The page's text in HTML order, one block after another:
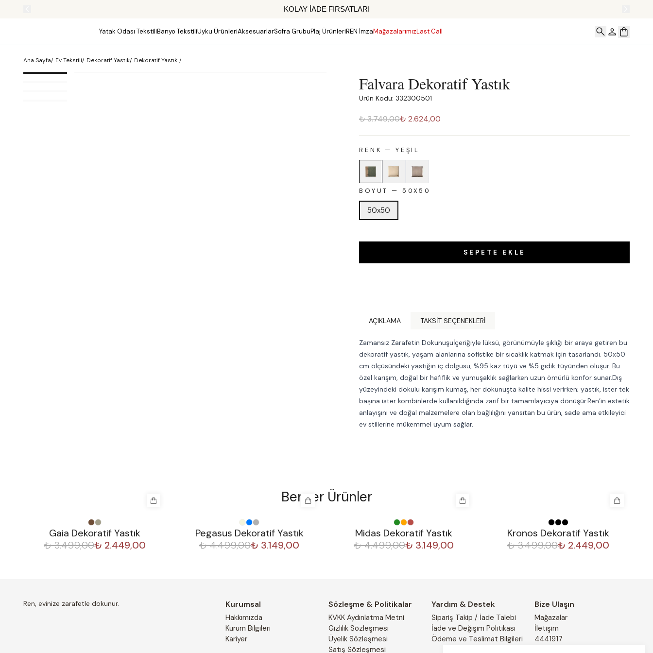
KOLAY İADE FIRSATLARI
Yatak Odası TekstiliBanyo TekstiliUyku ÜrünleriAksesuarlarSofra GrubuPlaj ÜrünleriREN İmzaMağazalarımızLast Call
Ana Sayfa/ Ev Tekstili/ Dekoratif Yastık/ Dekoratif Yastık /
Falvara Dekoratif Yastık
Ürün Kodu: 332300501
₺ 3.749,00₺ 2.624,00
RENK — YEŞIL
BOYUT — 50X50
50x50
SEPETE EKLE
AÇIKLAMA TAKSIT SEÇENEKLERI
Zamansız Zarafetin Dokunuşuİçeriğiyle lüksü, görünümüyle şıklığı bir araya getiren bu
dekoratif yastık, yaşam alanlarına sofistike bir sıcaklık katmak için tasarlandı. 50x50
cm ölçüsündeki yastığın iç dolgusu, %95 kaz tüyü ve %5 gıdık tüyünden oluşur. Bu
özel karışım, doğal bir hafiflik ve yumuşaklık sağlarken uzun ömürlü konfor sunar.Dış
yüzeyindeki dokulu karışım kumaş, her dokunuşta kalite hissi verirken; yastık, ister tek
başına ister kombinlerde kullanıldığında zarif bir tamamlayıcıya dönüşür.Ren’in estetik
anlayışını ve doğal malzemelere olan bağlılığını yansıtan bu ürün, sade ama etkileyici
ev stillerine mükemmel uyum sağlar.
Benzer Ürünler
Gaia Dekoratif Yastık
₺ 3.499,00₺ 2.449,00
Pegasus Dekoratif Yastık
₺ 4.499,00₺ 3.149,00
Midas Dekoratif Yastık
₺ 4.499,00₺ 3.149,00
Kronos Dekoratif Yastık
₺ 3.499,00₺ 2.449,00
Ren, evinize zarafetle dokunur. Kurumsal
Hakkımızda
Kurum Bilgileri
Kariyer
Sözleşme & Politikalar
KVKK Aydınlatma Metni
Gizlilik Sözleşmesi
Üyelik Sözleşmesi
Satış Sözleşmesi
Yardım & Destek
Sipariş Takip / İade Talebi
İade ve Değişim Politikası
Ödeme ve Teslimat Bilgileri
Bize Ulaşın
Mağazalar
İletişim
4441917